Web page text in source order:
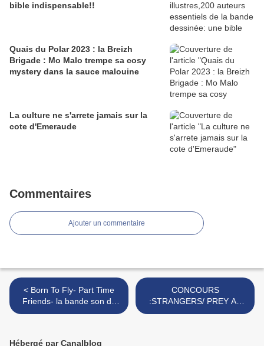
bible indispensable!!
Quais du Polar 2023 : la Breizh
Brigade : Mo Malo trempe sa cosy
mystery dans la sauce malouine
La culture ne s'arrete jamais sur la
cote d'Emeraude
Commentaires
Ajouter un commentaire
< Born To Fly- Part Time
Friends- la bande son de
notre été
CONCOURS
:STRANGERS/ PREY AT
NIGHT : 5 BLU RAY d'un
Hébergé par Canalblog